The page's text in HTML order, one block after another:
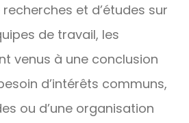
et d’études sur
de travail, les
venus à une conclusion
d’intérêts communs,
ou d’une organisation